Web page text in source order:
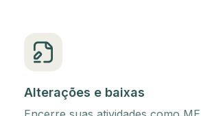
Alterações e baixas